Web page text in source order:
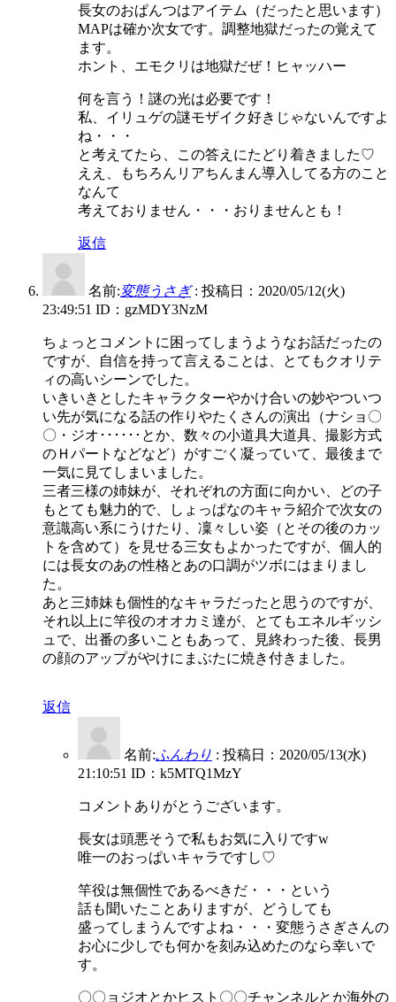
長女のおぱんつはアイテム（だったと思います）
MAPは確か次女です。調整地獄だったの覚えて
ます。
ホント、エモクリは地獄だぜ！ヒャッハー
何を言う！謎の光は必要です！
私、イリュゲの謎モザイク好きじゃないんですよ
ね・・・
と考えてたら、この答えにたどり着きました♡
ええ、もちろんリアちんまん導入してる方のこと
なんて
考えておりません・・・おりませんとも！
返信
名前:変態うさぎ: 投稿日：2020/05/12(火)
23:49:51 ID：gzMDY3NzM
ちょっとコメントに困ってしまうようなお話だったの
ですが、自信を持って言えることは、とてもクオリテ
ィの高いシーンでした。
いきいきとしたキャラクターやかけ合いの妙やついつ
い先が気になる話の作りやたくさんの演出（ナショ〇
〇・ジオ･･････とか、数々の小道具大道具、撮影方式
のＨパートなどなど）がすごく凝っていて、最後まで
一気に見てしまいました。
三者三様の姉妹が、それぞれの方面に向かい、どの子
もとても魅力的で、しょっぱなのキャラ紹介で次女の
意識高い系にうけたり、凜々しい姿（とその後のカッ
トを含めて）を見せる三女もよかったですが、個人的
には長女のあの性格とあの口調がツボにはまりまし
た。
あと三姉妹も個性的なキャラだったと思うのですが、
それ以上に竿役のオオカミ達が、とてもエネルギッシ
ュで、出番の多いこともあって、見終わった後、長男
の顔のアップがやけにまぶたに焼き付きました。
返信
名前:ふんわり : 投稿日：2020/05/13(水)
21:10:51 ID：k5MTQ1MzY
コメントありがとうございます。
長女は頭悪そうで私もお気に入りですw
唯一のおっぱいキャラですし♡
竿役は無個性であるべきだ・・・という
話も聞いたことありますが、どうしても
盛ってしまうんですよね・・・変態うさぎさんの
お心に少しでも何かを刻み込めたのなら幸いで
す。
〇〇ョジオとかヒスト〇〇チャンネルとか海外の